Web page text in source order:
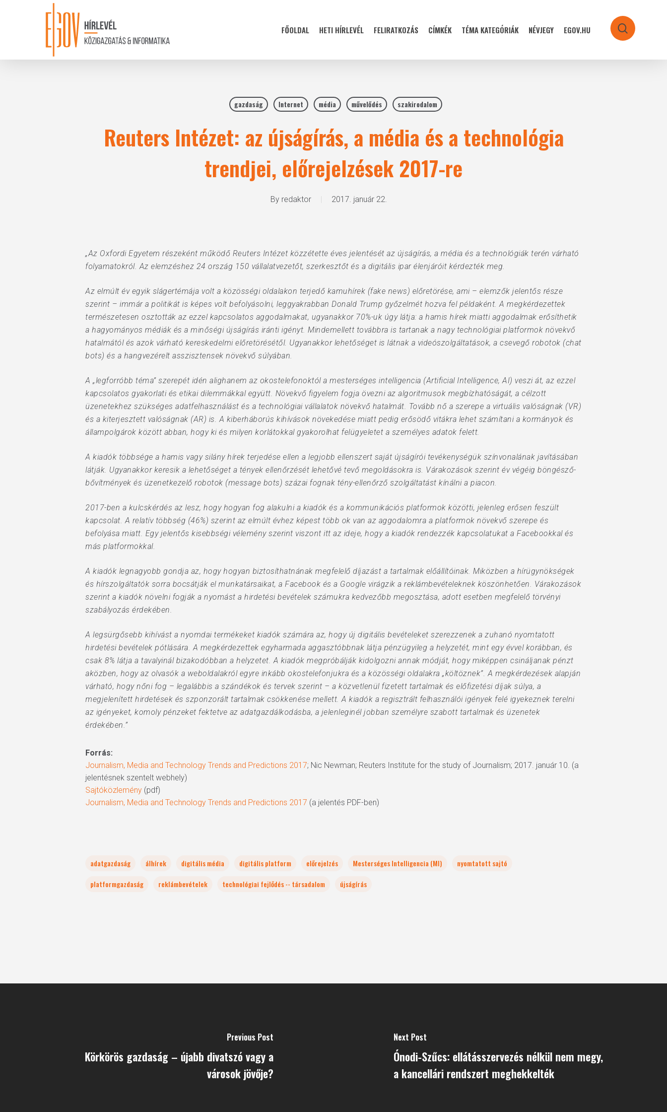
Hit enter to search or ESC to close
FŐOLDAL HETI HÍRLEVÉL FELIRATKOZÁS CÍMKÉK TÉMA KATEGÓRIÁK NÉVJEGY EGOV.HU search
gazdaság Internet média művelődés szakirodalom
Reuters Intézet: az újságírás, a média és a technológia
trendjei, előrejelzések 2017-re
By redaktor 2017. január 22.
„Az Oxfordi Egyetem részeként működő Reuters Intézet közzétette éves jelentését az újságírás, a média és a technológiák terén várható
folyamatokról. Az elemzéshez 24 ország 150 vállalatvezetőt, szerkesztőt és a digitális ipar élenjáróit kérdezték meg.
Az elmúlt év egyik slágertémája volt a közösségi oldalakon terjedő kamuhírek (fake news) előretörése, ami – elemzők jelentős része
szerint – immár a politikát is képes volt befolyásolni, leggyakrabban Donald Trump győzelmét hozva fel példaként. A megkérdezettek
természetesen osztották az ezzel kapcsolatos aggodalmakat, ugyanakkor 70%-uk úgy látja: a hamis hírek miatti aggodalmak erősíthetik
a hagyományos médiák és a minőségi újságírás iránti igényt. Mindemellett továbbra is tartanak a nagy technológiai platformok növekvő
hatalmától és azok várható kereskedelmi előretörésétől. Ugyanakkor lehetőséget is látnak a videószolgáltatások, a csevegő robotok (chat
bots) és a hangvezérelt asszisztensek növekvő súlyában.
A „legforróbb téma” szerepét idén alighanem az okostelefonoktól a mesterséges intelligencia (Artificial Intelligence, AI) veszi át, az ezzel
kapcsolatos gyakorlati és etikai dilemmákkal együtt. Növekvő figyelem fogja övezni az algoritmusok megbízhatóságát, a célzott
üzenetekhez szükséges adatfelhasználást és a technológiai vállalatok növekvő hatalmát. Tovább nő a szerepe a virtuális valóságnak (VR)
és a kiterjesztett valóságnak (AR) is. A kiberháborús kihívások növekedése miatt pedig erősödő vitákra lehet számítani a kormányok és
állampolgárok között abban, hogy ki és milyen korlátokkal gyakorolhat felügyeletet a személyes adatok felett.
A kiadók többsége a hamis vagy silány hírek terjedése ellen a legjobb ellenszert saját újságírói tevékenységük színvonalának javításában
látják. Ugyanakkor keresik a lehetőséget a tények ellenőrzését lehetővé tevő megoldásokra is. Várakozások szerint év végéig böngésző-
bővítmények és üzenetkezelő robotok (message bots) százai fognak tény-ellenőrző szolgáltatást kínálni a piacon.
2017-ben a kulcskérdés az lesz, hogy hogyan fog alakulni a kiadók és a kommunikációs platformok közötti, jelenleg erősen feszült
kapcsolat. A relatív többség (46%) szerint az elmúlt évhez képest több ok van az aggodalomra a platformok növekvő szerepe és
befolyása miatt. Egy jelentős kisebbségi vélemény szerint viszont itt az ideje, hogy a kiadók rendezzék kapcsolatukat a Facebookkal és
más platformokkal.
A kiadók legnagyobb gondja az, hogy hogyan biztosíthatnának megfelelő díjazást a tartalmak előállítóinak. Miközben a hírügynökségek
és hírszolgáltatók sorra bocsátják el munkatársaikat, a Facebook és a Google virágzik a reklámbevételeknek köszönhetően. Várakozások
szerint a kiadók növelni fogják a nyomást a hirdetési bevételek számukra kedvezőbb megosztása, adott esetben megfelelő törvényi
szabályozás érdekében.
A legsürgősebb kihívást a nyomdai termékeket kiadók számára az, hogy új digitális bevételeket szerezzenek a zuhanó nyomtatott
hirdetési bevételek pótlására. A megkérdezettek egyharmada aggasztóbbnak látja pénzügyileg a helyzetét, mint egy évvel korábban, és
csak 8% látja a tavalyinál bizakodóbban a helyzetet. A kiadók megpróbálják kidolgozni annak módját, hogy miképpen csináljanak pénzt
aközben, hogy az olvasók a weboldalakról egyre inkább okostelefonjukra és a közösségi oldalakra „költöznek”. A megkérdezések alapján
várható, hogy nőni fog – legalábbis a szándékok és tervek szerint – a közvetlenül fizetett tartalmak és előfizetési díjak súlya, a
megjelenített hirdetések és szponzorált tartalmak csökkenése mellett. A kiadók a regisztrált felhasználói igények felé igyekeznek terelni
az igényeket, komoly pénzeket fektetve az adatgazdálkodásba, a jelenleginél jobban személyre szabott tartalmak és üzenetek
érdekében.”
Forrás:
Journalism, Media and Technology Trends and Predictions 2017; Nic Newman; Reuters Institute for the study of Journalism; 2017. január 10. (a
jelentésnek szentelt webhely)
Sajtóközlemény (pdf)
Journalism, Media and Technology Trends and Predictions 2017 (a jelentés PDF-ben)
adatgazdaság álhírek digitális média digitális platform előrejelzés Mesterséges Intelligencia (MI)
nyomtatott sajtó
platformgazdaság
reklámbevételek technológiai fejlődés -- társadalom újságírás
Previous Post
Körkörös gazdaság – újabb divatszó vagy a
városok jövője?
Next Post
Ónodi-Szűcs: ellátásszervezés nélkül nem megy,
a kancellári rendszert meghekkelték